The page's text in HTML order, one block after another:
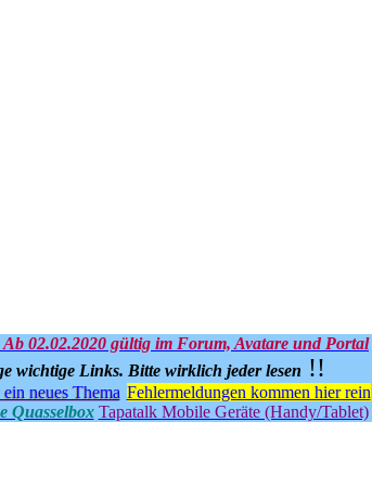
Ab 02.02.2020 gültig im Forum, Avatare und Portal
wichtige Links. Bitte wirklich jeder lesen !!
neues Thema Fehlermeldungen kommen hier rein
Quasselbox Tapatalk Mobile Geräte (Handy/Tablet)